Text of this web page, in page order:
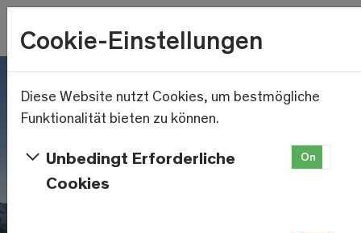
Skip to main content
12.9°C
Wetter
Cookie-Einstellungen
Diese Website nutzt Cookies, um bestmögliche
Funktionalität bieten zu können.
Unbedingt Erforderliche
Cookies
On